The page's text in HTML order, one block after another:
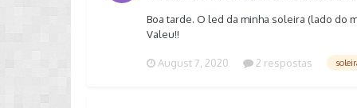
Boa tarde. O led da minha soleira (lado do
Valeu!!
August 7, 2020 2 respostas